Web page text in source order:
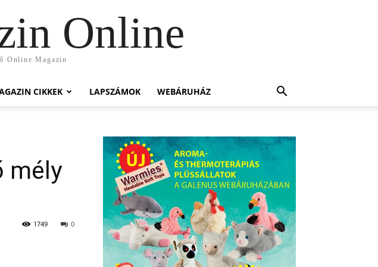
Online
Online Magazin
CIKKEK LAPSZÁMOK WEBÁRUHÁZ
mély
0
1749